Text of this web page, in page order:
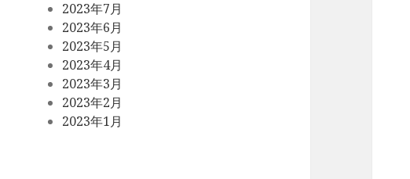
2023年7月
2023年6月
2023年5月
2023年4月
2023年3月
2023年2月
2023年1月